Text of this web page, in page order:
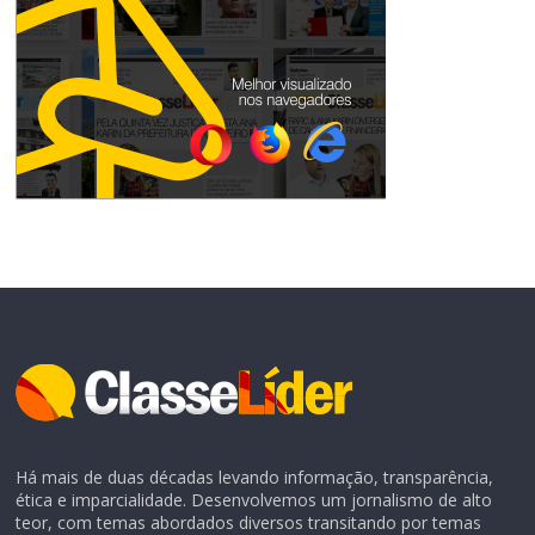
Há mais de duas décadas levando informação, transparência,
ética e imparcialidade. Desenvolvemos um jornalismo de alto
teor, com temas abordados diversos transitando por temas